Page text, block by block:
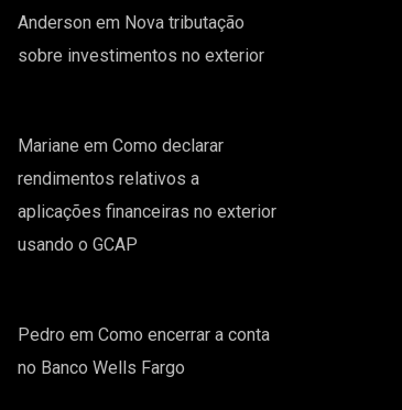
Anderson em Nova tributação
sobre investimentos no exterior
Mariane emComo declarar
rendimentos relativos a
aplicações financeiras no exterior
usando o GCAP
Pedro emComo encerrar a conta
no Banco Wells Fargo